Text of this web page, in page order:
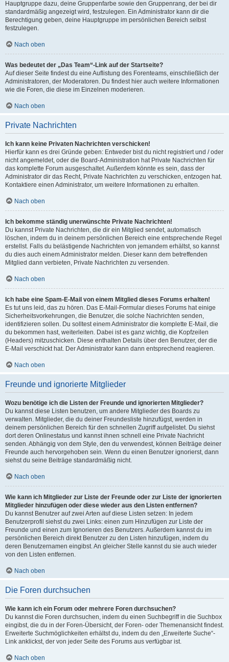
Hauptgruppe dazu, deine Gruppenfarbe sowie den Gruppenrang, der bei dir
standardmäßig angezeigt wird, festzulegen. Ein Administrator kann dir die
Berechtigung geben, deine Hauptgruppe im persönlichen Bereich selbst
festzulegen.
Nach oben
Was bedeutet der „Das Team“-Link auf der Startseite?
Auf dieser Seite findest du eine Auflistung des Forenteams, einschließlich der
Administratoren, der Moderatoren. Du findest hier auch weitere Informationen
wie die Foren, die diese im Einzelnen moderieren.
Nach oben
Private Nachrichten
Ich kann keine Privaten Nachrichten verschicken!
Hierfür kann es drei Gründe geben: Entweder bist du nicht registriert und / oder
nicht angemeldet, oder die Board-Administration hat Private Nachrichten für
das komplette Forum ausgeschaltet. Außerdem könnte es sein, dass der
Administrator dir das Recht, Private Nachrichten zu verschicken, entzogen hat.
Kontaktiere einen Administrator, um weitere Informationen zu erhalten.
Nach oben
Ich bekomme ständig unerwünschte Private Nachrichten!
Du kannst Private Nachrichten, die dir ein Mitglied sendet, automatisch
löschen, indem du in deinem persönlichen Bereich eine entsprechende Regel
erstellst. Falls du belästigende Nachrichten von jemandem erhältst, so kannst
du dies auch einem Administrator melden. Dieser kann dem betreffenden
Mitglied dann verbieten, Private Nachrichten zu versenden.
Nach oben
Ich habe eine Spam-E-Mail von einem Mitglied dieses Forums erhalten!
Es tut uns leid, das zu hören. Das E-Mail-Formular dieses Forums hat einige
Sicherheitsvorkehrungen, die Benutzer, die solche Nachrichten senden,
identifizieren sollen. Du solltest einem Administrator die komplette E-Mail, die
du bekommen hast, weiterleiten. Dabei ist es ganz wichtig, die Kopfzeilen
(Headers) mitzuschicken. Diese enthalten Details über den Benutzer, der die
E-Mail verschickt hat. Der Administrator kann dann entsprechend reagieren.
Nach oben
Freunde und ignorierte Mitglieder
Wozu benötige ich die Listen der Freunde und ignorierten Mitglieder?
Du kannst diese Listen benutzen, um andere Mitglieder des Boards zu
verwalten. Mitglieder, die du deiner Freundesliste hinzufügst, werden in
deinem persönlichen Bereich für den schnellen Zugriff aufgelistet. Du siehst
dort deren Onlinestatus und kannst ihnen schnell eine Private Nachricht
senden. Abhängig von dem Style, den du verwendest, können Beiträge deiner
Freunde auch hervorgehoben sein. Wenn du einen Benutzer ignorierst, dann
siehst du seine Beiträge standardmäßig nicht.
Nach oben
Wie kann ich Mitglieder zur Liste der Freunde oder zur Liste der ignorierten
Mitglieder hinzufügen oder diese wieder aus den Listen entfernen?
Du kannst Benutzer auf zwei Arten auf diese Listen setzen: In jedem
Benutzerprofil siehst du zwei Links: einen zum Hinzufügen zur Liste der
Freunde und einen zum Ignorieren des Benutzers. Außerdem kannst du im
persönlichen Bereich direkt Benutzer zu den Listen hinzufügen, indem du
deren Benutzernamen eingibst. An gleicher Stelle kannst du sie auch wieder
von den Listen entfernen.
Nach oben
Die Foren durchsuchen
Wie kann ich ein Forum oder mehrere Foren durchsuchen?
Du kannst die Foren durchsuchen, indem du einen Suchbegriff in die Suchbox
eingibst, die du in der Foren-Übersicht, der Foren- oder Themenansicht findest.
Erweiterte Suchmöglichkeiten erhältst du, indem du den „Erweiterte Suche“-
Link anklickst, der von jeder Seite des Forums aus verfügbar ist.
Nach oben